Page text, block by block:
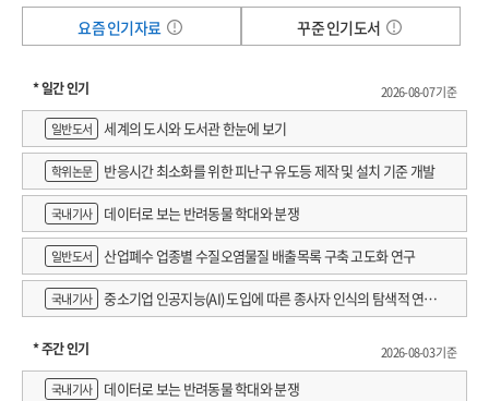
요즘 인기자료
꾸준 인기도서
* 일간 인기
2026-08-07 기준
일반도서
세계의 도시와 도서관 한눈에 보기
학위논문 반응시간 최소화를 위한 피난구 유도등 제작 및 설치 기준 개발
국내기사 데이터로 보는 반려동물 학대와 분쟁
일반도서 산업폐수 업종별 수질오염물질 배출목록 구축 고도화 연구
국내기사
중소기업 인공지능(AI) 도입에 따른 종사자 인식의 탐색적 연구 :
* 주간 인기
2026-08-03 기준
국내기사
데이터로 보는 반려동물 학대와 분쟁